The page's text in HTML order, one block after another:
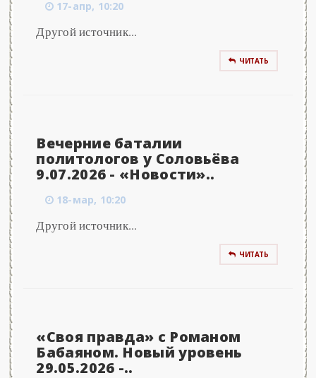
17-апр, 10:20
Другой источник...
ЧИТАТЬ
Вечерние баталии
политологов у Соловьёва
9.07.2026 - «Новости»..
18-мар, 10:20
Другой источник...
ЧИТАТЬ
«Своя правда» с Романом
Бабаяном. Новый уровень
29.05.2026 -..